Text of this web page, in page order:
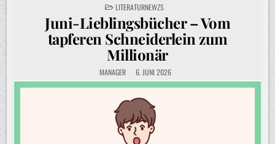
POSTED
IN
LITERATURNEWZS
Juni-Lieblingsbücher – Vom
tapferen Schneiderlein zum
Millionär
MANAGER 6. JUNI 2026